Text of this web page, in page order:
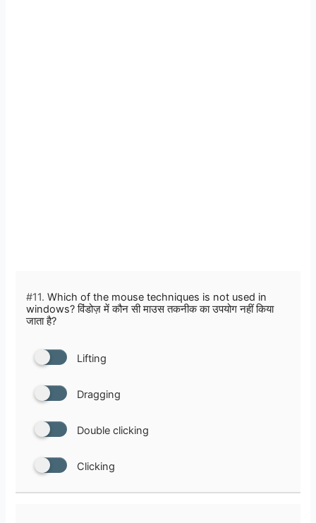
#11. Which of the mouse techniques is not used in
windows? विंडोज़ में कौन सी माउस तकनीक का उपयोग नहीं किया
जाता है?
Lifting
Dragging
Double clicking
Clicking